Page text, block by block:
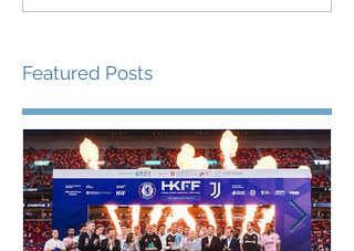
Featured Posts